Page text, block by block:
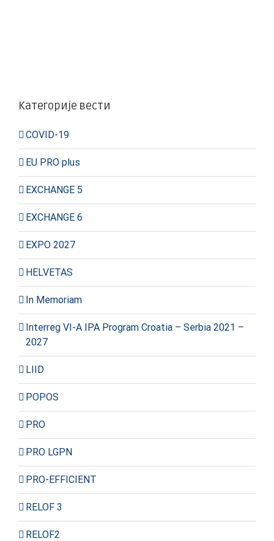
Категорије вести
COVID-19
EU PRO plus
EXCHANGE 5
EXCHANGE 6
EXPO 2027
HELVETAS
In Memoriam
Interreg VI-A IPA Program Croatia – Serbia 2021 –
2027
LIID
POPOS
PRO
PRO LGPN
PRO-EFFICIENT
RELOF 3
RELOF2